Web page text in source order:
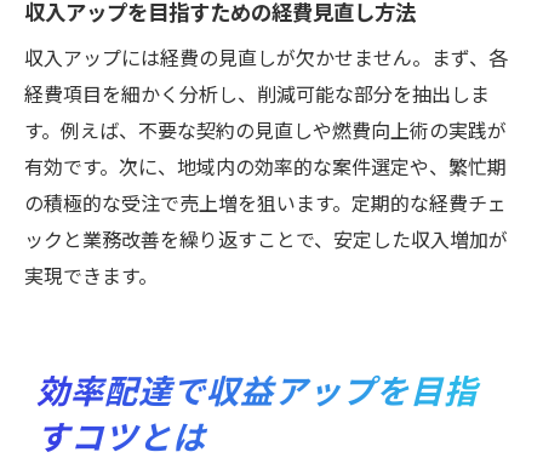
収入アップを目指すための経費見直し方法
収入アップには経費の見直しが欠かせません。まず、各
経費項目を細かく分析し、削減可能な部分を抽出しま
す。例えば、不要な契約の見直しや燃費向上術の実践が
有効です。次に、地域内の効率的な案件選定や、繁忙期
の積極的な受注で売上増を狙います。定期的な経費チェ
ックと業務改善を繰り返すことで、安定した収入増加が
実現できます。
効率配達で収益アップを目指
すコツとは